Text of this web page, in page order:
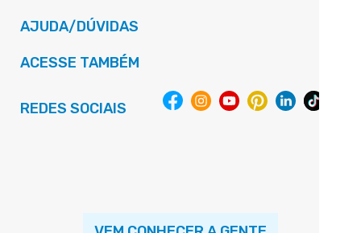
AJUDA/DÚVIDAS
ACESSE TAMBÉM
REDES SOCIAIS